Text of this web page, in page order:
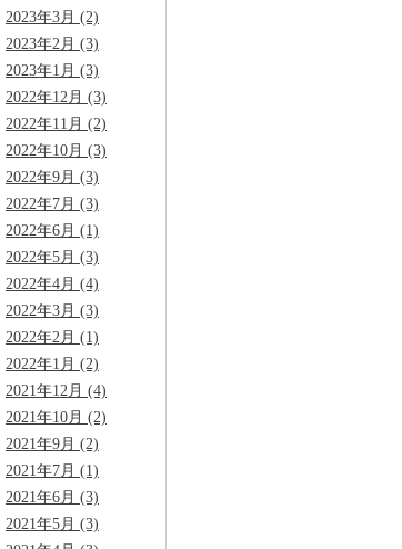
2023年3月 (2)
2023年2月 (3)
2023年1月 (3)
2022年12月 (3)
2022年11月 (2)
2022年10月 (3)
2022年9月 (3)
2022年7月 (3)
2022年6月 (1)
2022年5月 (3)
2022年4月 (4)
2022年3月 (3)
2022年2月 (1)
2022年1月 (2)
2021年12月 (4)
2021年10月 (2)
2021年9月 (2)
2021年7月 (1)
2021年6月 (3)
2021年5月 (3)